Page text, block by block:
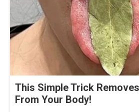
This Simple Trick
From Your Body!